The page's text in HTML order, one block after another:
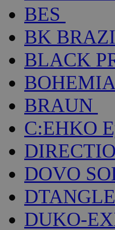
BES
BK
BLACK
BRAUN
C:EHKO
DOVO
DUKO-